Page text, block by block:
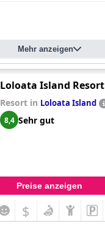
Mehr anzeigen
Loloata Island Resort
Resort in Loloata Island
8,4 Sehr gut
Preise anzeigen
$